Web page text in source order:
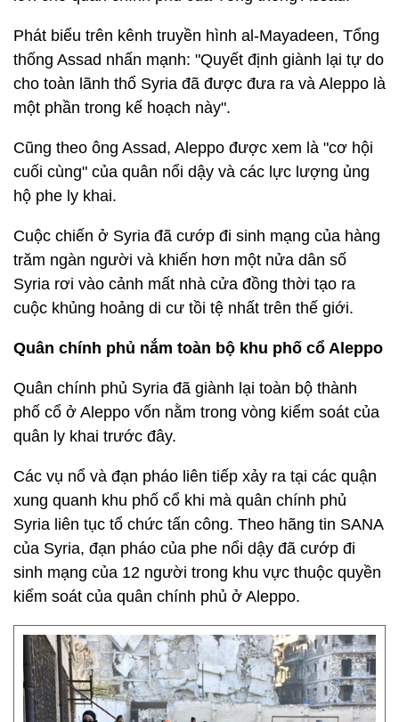
Phát biểu trên kênh truyền hình al-Mayadeen, Tổng
thống Assad nhấn mạnh: "Quyết định giành lại tự do
cho toàn lãnh thổ Syria đã được đưa ra và Aleppo là
một phần trong kế hoạch này".
Cũng theo ông Assad, Aleppo được xem là "cơ hội
cuối cùng" của quân nổi dậy và các lực lượng ủng
hộ phe ly khai.
Cuộc chiến ở Syria đã cướp đi sinh mạng của hàng
trăm ngàn người và khiến hơn một nửa dân số
Syria rơi vào cảnh mất nhà cửa đồng thời tạo ra
cuộc khủng hoảng di cư tồi tệ nhất trên thế giới.
Quân chính phủ nắm toàn bộ khu phố cổ Aleppo
Quân chính phủ Syria đã giành lại toàn bộ thành
phố cổ ở Aleppo vốn nằm trong vòng kiểm soát của
quân ly khai trước đây.
Các vụ nổ và đạn pháo liên tiếp xảy ra tại các quận
xung quanh khu phố cổ khi mà quân chính phủ
Syria liên tục tổ chức tấn công. Theo hãng tin SANA
của Syria, đạn pháo của phe nổi dậy đã cướp đi
sinh mạng của 12 người trong khu vực thuộc quyền
kiểm soát của quân chính phủ ở Aleppo.